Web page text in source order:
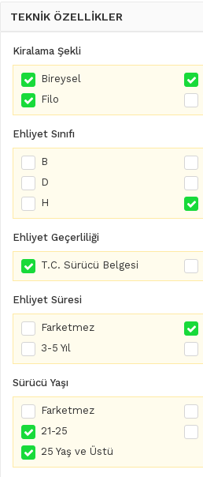
TEKNİK ÖZELLİKLER
Kiralama Şekli
Bireysel
Filo
Ehliyet Sınıfı
B
D
H
Ehliyet Geçerliliği
T.C. Sürücü Belgesi
Ehliyet Süresi
Farketmez
3-5 Yıl
Sürücü Yaşı
Farketmez
21-25
25 Yaş ve Üstü